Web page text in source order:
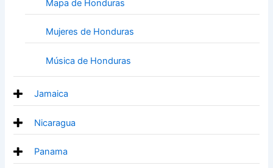
Mapa de Honduras
Mujeres de Honduras
Música de Honduras
Jamaica
Nicaragua
Panama